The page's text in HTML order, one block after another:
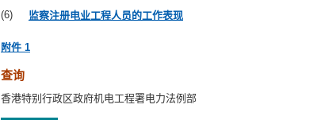
监察注册电业工程人员的工作表现
附件 1
查询
香港特别行政区政府机电工程署电力法例部